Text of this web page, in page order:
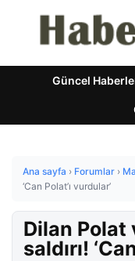
Güncel
Ana sayfa › Forumlar ›
‘Can Polat’ı vurdular’
Dilan Polat
saldırı!